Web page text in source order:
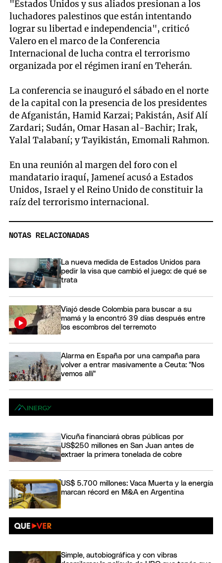
"Estados Unidos y sus aliados presionan a los
luchadores palestinos que están intentando
lograr su libertad e independencia", criticó
Valero en el marco de la Conferencia
Internacional de lucha contra el terrorismo
organizada por el régimen iraní en Teherán.
La conferencia se inauguró el sábado en el norte
de la capital con la presencia de los presidentes
de Afganistán, Hamid Karzai; Pakistán, Asif Alí
Zardari; Sudán, Omar Hasan al-Bachir; Irak,
Yalal Talabaní; y Tayikistán, Emomali Rahmon.
En una reunión al margen del foro con el
mandatario iraquí, Jameneí acusó a Estados
Unidos, Israel y el Reino Unido de constituir la
raíz del terrorismo internacional.
NOTAS RELACIONADAS
La nueva medida de Estados Unidos para
pedir la visa que cambió el juego: de qué se
trata
Viajó desde Colombia para buscar a su
mamá y la encontró 39 días después entre
los escombros del terremoto
Alarma en España por una campaña para
volver a entrar masivamente a Ceuta: "Nos
vemos allí"
Vicuña financiará obras públicas por
US$250 millones en San Juan antes de
extraer la primera tonelada de cobre
US$ 5.700 millones: Vaca Muerta y la energía
marcan récord en M&A en Argentina
Simple, autobiográfica y con vibras